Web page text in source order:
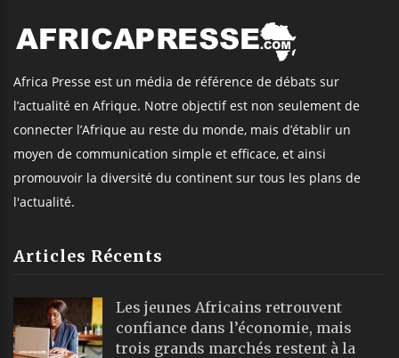
Africa Presse est un média de référence de débats sur
l’actualité en Afrique. Notre objectif est non seulement de
connecter l’Afrique au reste du monde, mais d’établir un
moyen de communication simple et efficace, et ainsi
promouvoir la diversité du continent sur tous les plans de
l'actualité.
Articles Récents
Les jeunes Africains retrouvent
confiance dans l’économie, mais
trois grands marchés restent à la